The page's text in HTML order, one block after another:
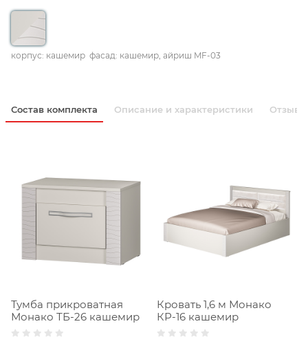
корпус: кашемир фасад: кашемир, айриш MF-03
Состав комплекта Описание и характеристики Отзывы
Тумба прикроватная
Монако ТБ-26 кашемир
Кровать 1,6 м Монако
КР-16 кашемир